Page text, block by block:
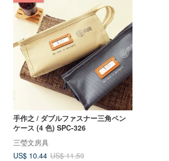
手作之 / ダブルファスナー三角ペン
ケース (4 色) SPC-326
三瑩文房具
US$ 10.44 US$ 11.59